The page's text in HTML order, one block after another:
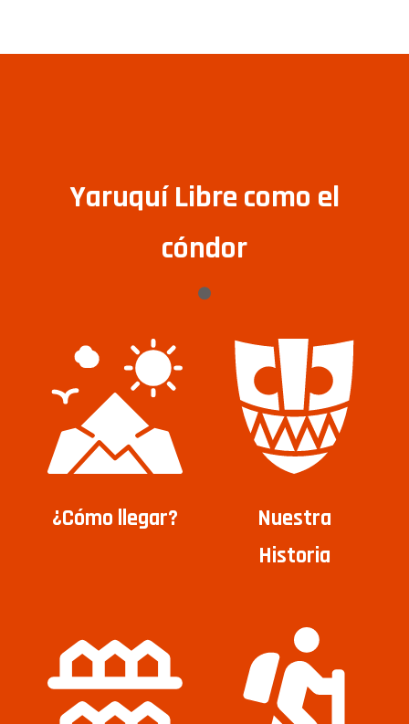
Yaruquí Libre como el
cóndor
¿Cómo llegar?
Nuestra
Historia